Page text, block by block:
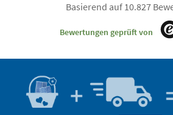
Basierend auf 10.827
Bewertungen geprüft von